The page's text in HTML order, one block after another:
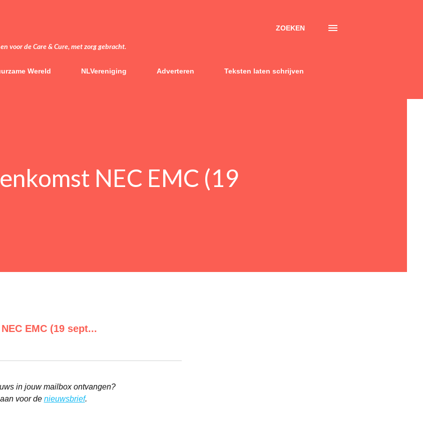
voor de Care & Cure, met zorg gebracht.
ZOEKEN
Wereld NLVereniging Adverteren Teksten laten schrijven
NEC EMC (19
EMC (19 sept...
in jouw mailbox ontvangen?
voor de nieuwsbrief.